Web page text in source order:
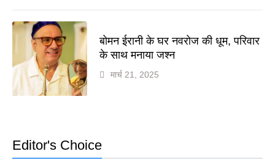
बोमन ईरानी के घर नवरोज की धूम, परिवार
के साथ मनाया जश्न
मार्च 21, 2025
Editor's Choice